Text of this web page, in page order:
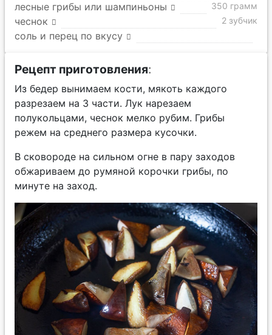
лесные грибы или шампиньоны 350 грамм
чеснок 2 зубчик
соль и перец по вкусу
Рецепт приготовления:
Из бедер вынимаем кости, мякоть каждого
разрезаем на 3 части. Лук нарезаем
полукольцами, чеснок мелко рубим. Грибы
режем на среднего размера кусочки.
В сковороде на сильном огне в пару заходов
обжариваем до румяной корочки грибы, по
минуте на заход.